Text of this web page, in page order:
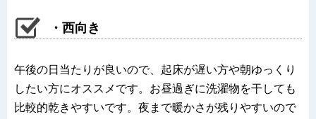
・西向き
午後の日当たりが良いので、起床が遅い方や朝ゆっくり
したい方にオススメです。お昼過ぎに洗濯物を干しても
比較的乾きやすいです。夜まで暖かさが残りやすいので